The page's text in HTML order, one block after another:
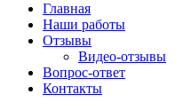
Главная
Наши работы
Отзывы
Видео-отзывы
Вопрос-ответ
Контакты